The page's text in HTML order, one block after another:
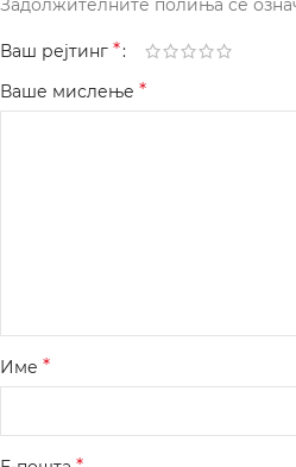
Задолжителните полиња се
Ваш рејтинг *
Ваше мислење *
Име *